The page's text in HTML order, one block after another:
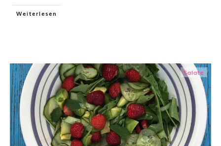
Weiterlesen
Salate